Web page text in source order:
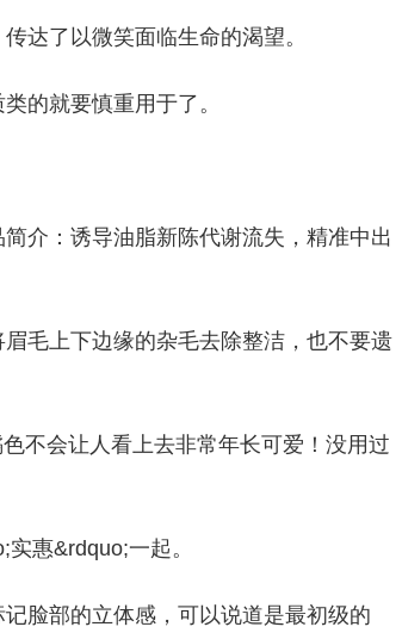
达了以微笑面临生命的渴望。
的就要慎重用于了。
介：诱导油脂新陈代谢流失，精准中出
毛上下边缘的杂毛去除整洁，也不要遗
不会让人看上去非常年长可爱！没用过
惠&rdquo;一起。
脸部的立体感，可以说道是最初级的